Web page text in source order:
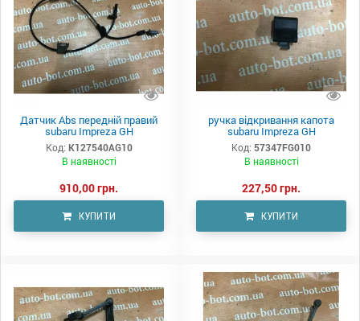
Датчик Abs передній правий
subaru Impreza GH
Код: K127540AG10
В наявності
910,00 грн.
КУПИТИ
ручка відкривання капота
subaru Impreza GH
Код: 57347FG010
В наявності
227,50 грн.
КУПИТИ